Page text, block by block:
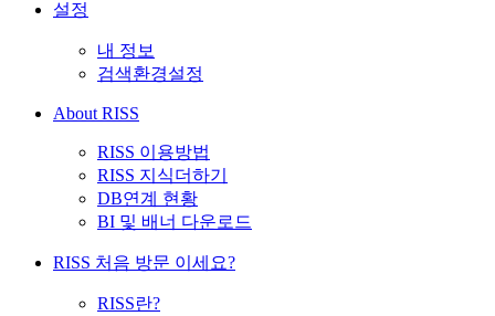
설정
내 정보
검색환경설정
About RISS
RISS 이용방법
RISS 지식더하기
DB연계 현황
BI 및 배너 다운로드
RISS 처음 방문 이세요?
RISS란?